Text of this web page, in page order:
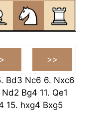
Bd3 Nc6 6. Nxc6
Nd2 Bg4 11. Qe1
15. hxg4 Bxg5